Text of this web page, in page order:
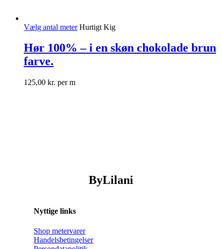
Vælg antal meter Hurtigt Kig
Hør 100% – i en skøn chokolade brun
farve.
125,00 kr. per m
ByLilani
Nyttige links
Shop metervarer
Handelsbetingelser